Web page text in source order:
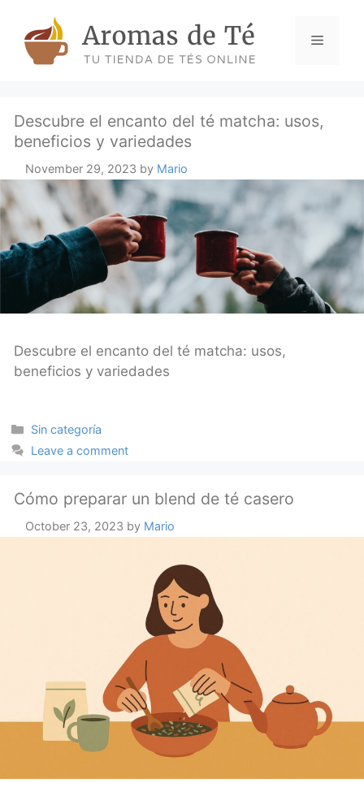
content
Menu
Descubre el encanto del té matcha: usos,
beneficios y variedades
November 29, 2023 by Mario
Descubre el encanto del té matcha: usos,
beneficios y variedades
Categories
Sin categoría
Leave a comment
Cómo preparar un blend de té casero
October 23, 2023 by Mario